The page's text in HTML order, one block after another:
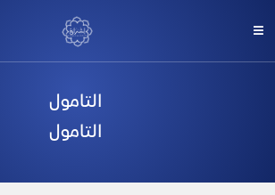
التامول
التامول